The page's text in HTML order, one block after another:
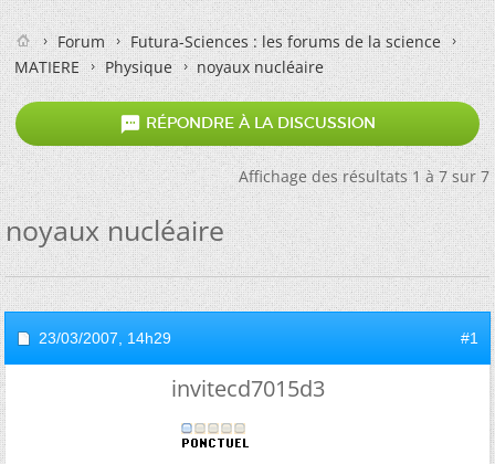
Forum
Futura-Sciences : les forums de la science
MATIERE
Physique noyaux nucléaire
 RÉPONDRE À LA DISCUSSION
Affichage des résultats 1 à 7 sur 7
noyaux nucléaire
23/03/2007, 14h29 #1
invitecd7015d3